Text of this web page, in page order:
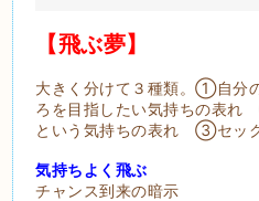
【飛ぶ夢】
大きく分けて３種類。①自分
ろを目指したい気持ちの表
という気持ちの表れ ③セッ
気持ちよく飛ぶ
チャンス到来の暗示